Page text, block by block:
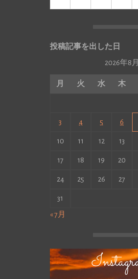
投稿記事を出した日
2026年8月
月 火 水 木
3 4 5 6
10 11 12 13
17 18 19 20
24 25 26 27
31
« 7月